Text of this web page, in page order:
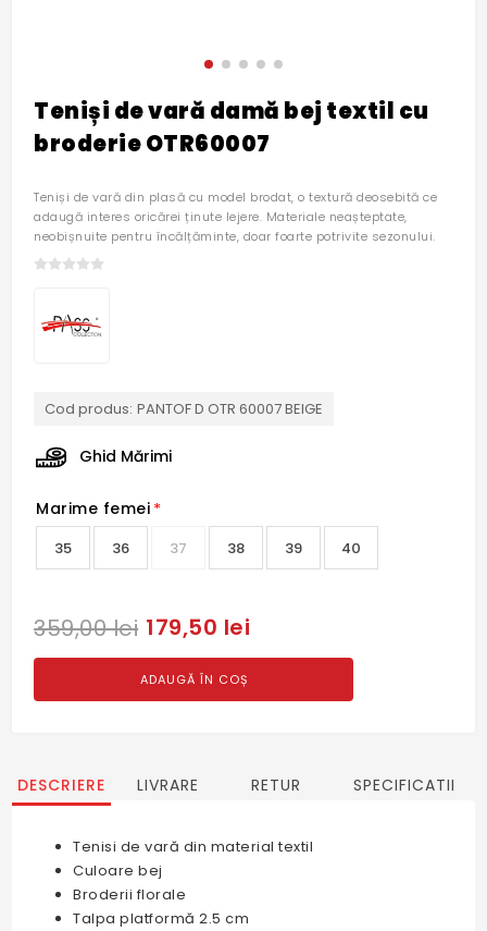
Teniși de vară damă bej textil cu
broderie OTR60007
Teniși de vară din plasă cu model brodat, o textură deosebită ce
adaugă interes oricărei ținute lejere. Materiale neașteptate,
neobișnuite pentru încălțăminte, doar foarte potrivite sezonului.
Cod produs: PANTOF D OTR 60007 BEIGE
Ghid Mărimi
Marime femei *
35 36 37 38 39 40
359,00 lei 179,50 lei
ADAUGĂ ÎN COȘ
DESCRIERE LIVRARE RETUR SPECIFICATII
Tenisi de vară din material textil
Culoare bej
Broderii florale
Talpa platformă 2.5 cm